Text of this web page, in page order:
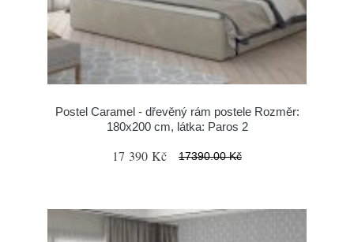
Postel Caramel - dřevěný rám postele Rozměr:
180x200 cm, látka: Paros 2
17 390 Kč 17390.00 Kč